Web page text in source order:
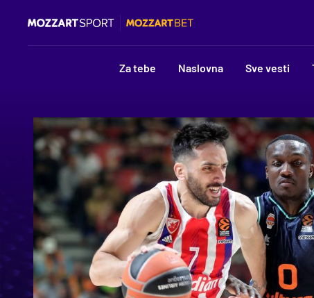
Za tebe Naslovna Sve vesti